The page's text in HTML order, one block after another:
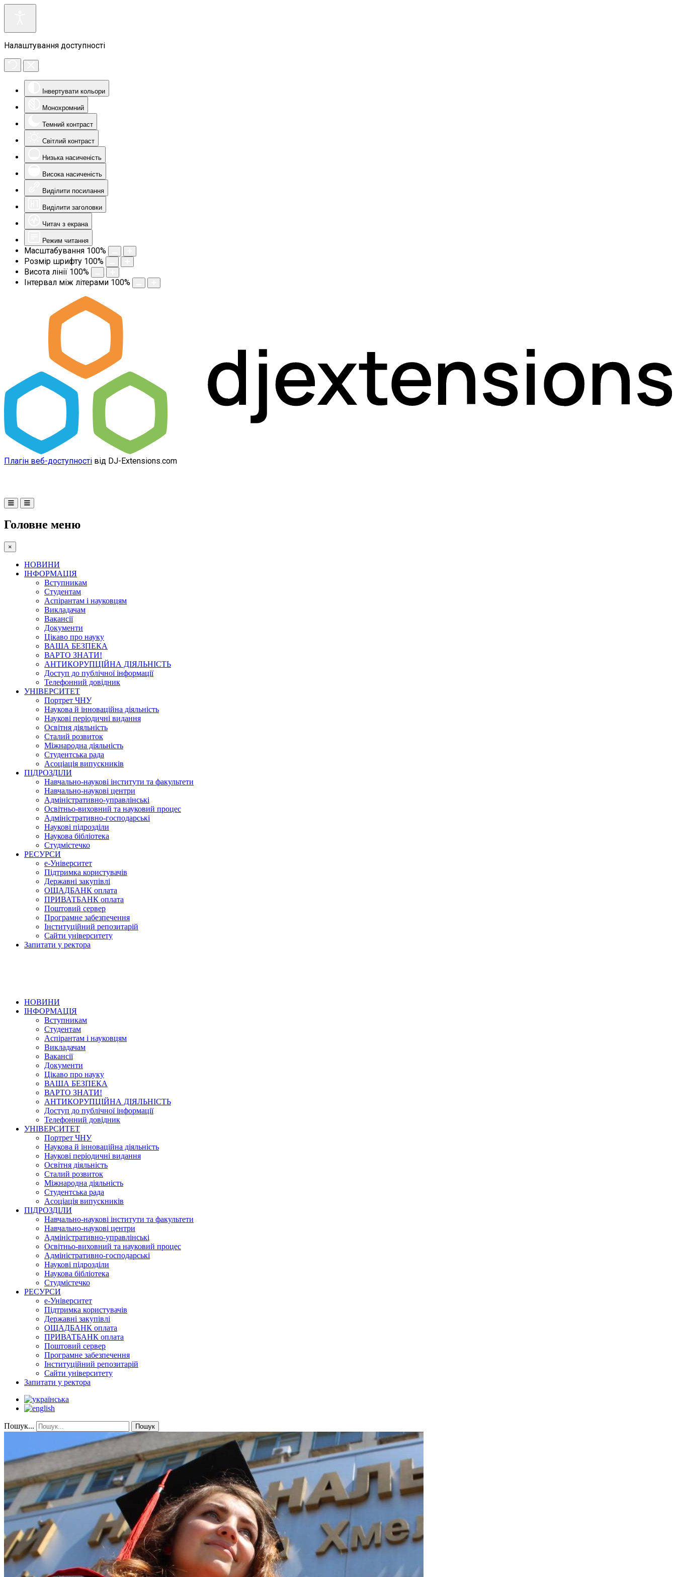
Налаштування доступності
Інвертувати кольори
Монохромний
Темний контраст
Світлий контраст
Низька насиченість
Висока насиченість
Виділити посилання
Виділити заголовки
Читач з екрана
Режим читання
Масштабування 100%
Розмір шрифту 100%
Висота лінії 100%
Інтервал між літерами 100%
Плагін веб-доступності від DJ-Extensions.com
Головне меню
×
НОВИНИ
ІНФОРМАЦІЯ
Вступникам
Студентам
Аспірантам і науковцям
Викладачам
Вакансії
Документи
Цікаво про науку
ВАША БЕЗПЕКА
ВАРТО ЗНАТИ!
АНТИКОРУПЦІЙНА ДІЯЛЬНІСТЬ
Доступ до публічної інформації
Телефонний довідник
УНІВЕРСИТЕТ
Портрет ЧНУ
Наукова й інноваційна діяльність
Наукові періодичні видання
Освітня діяльність
Сталий розвиток
Міжнародна діяльність
Студентська рада
Асоціація випускників
ПІДРОЗДІЛИ
Навчально-наукові інститути та факультети
Навчально-наукові центри
Адміністративно-управлінські
Освітньо-виховний та науковий процес
Адміністративно-господарські
Наукові підрозділи
Наукова бібліотека
Студмістечко
РЕСУРСИ
е-Університет
Підтримка користувачів
Державні закупівлі
ОЩАДБАНК оплата
ПРИВАТБАНК оплата
Поштовий сервер
Програмне забезпечення
Інституційний репозитарій
Сайти університету
Запитати у ректора
НОВИНИ
ІНФОРМАЦІЯ
Вступникам
Студентам
Аспірантам і науковцям
Викладачам
Вакансії
Документи
Цікаво про науку
ВАША БЕЗПЕКА
ВАРТО ЗНАТИ!
АНТИКОРУПЦІЙНА ДІЯЛЬНІСТЬ
Доступ до публічної інформації
Телефонний довідник
УНІВЕРСИТЕТ
Портрет ЧНУ
Наукова й інноваційна діяльність
Наукові періодичні видання
Освітня діяльність
Сталий розвиток
Міжнародна діяльність
Студентська рада
Асоціація випускників
ПІДРОЗДІЛИ
Навчально-наукові інститути та факультети
Навчально-наукові центри
Адміністративно-управлінські
Освітньо-виховний та науковий процес
Адміністративно-господарські
Наукові підрозділи
Наукова бібліотека
Студмістечко
РЕСУРСИ
е-Університет
Підтримка користувачів
Державні закупівлі
ОЩАДБАНК оплата
ПРИВАТБАНК оплата
Поштовий сервер
Програмне забезпечення
Інституційний репозитарій
Сайти університету
Запитати у ректора
Пошук... Пошук